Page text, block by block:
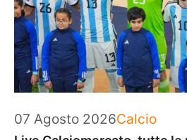
07 Agosto 2026Categorie
Calcio